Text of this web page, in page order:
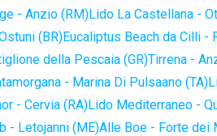
- Anzio (RM)Lido La Castellana -
(BR)Eucaliptus Beach da Cilli -
della Pescaia (GR)Tirrena -
- Marina Di Pulsaano (TA)
- Cervia (RA)Lido Mediterraneo -
- Letojanni (ME)Alle Boe - Forte dei